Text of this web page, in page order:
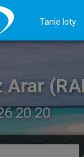
Tanie loty
Arar
20 20